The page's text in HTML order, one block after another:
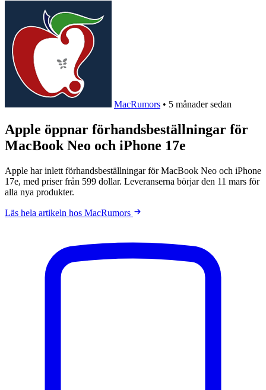
MacRumors • 5 månader sedan
Apple öppnar förhandsbeställningar för
MacBook Neo och iPhone 17e
Apple har inlett förhandsbeställningar för MacBook Neo och iPhone
17e, med priser från 599 dollar. Leveranserna börjar den 11 mars för
alla nya produkter.
Läs hela artikeln hos MacRumors